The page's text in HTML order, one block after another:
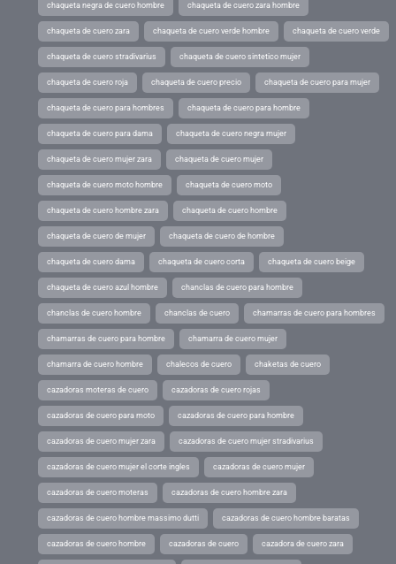
chaqueta negra de cuero hombre chaqueta de cuero zara hombre
chaqueta de cuero zara chaqueta de cuero verde hombre chaqueta de cuero verde
chaqueta de cuero stradivarius chaqueta de cuero sintetico mujer
chaqueta de cuero roja chaqueta de cuero precio chaqueta de cuero para mujer
chaqueta de cuero para hombres chaqueta de cuero para hombre
chaqueta de cuero para dama chaqueta de cuero negra mujer
chaqueta de cuero mujer zara chaqueta de cuero mujer
chaqueta de cuero moto hombre chaqueta de cuero moto
chaqueta de cuero hombre zara chaqueta de cuero hombre
chaqueta de cuero de mujer chaqueta de cuero de hombre
chaqueta de cuero dama chaqueta de cuero corta chaqueta de cuero beige
chaqueta de cuero azul hombre chanclas de cuero para hombre
chanclas de cuero hombre chanclas de cuero chamarras de cuero para hombres
chamarras de cuero para hombre chamarra de cuero mujer
chamarra de cuero hombre chalecos de cuero chaketas de cuero
cazadoras moteras de cuero cazadoras de cuero rojas
cazadoras de cuero para moto cazadoras de cuero para hombre
cazadoras de cuero mujer zara cazadoras de cuero mujer stradivarius
cazadoras de cuero mujer el corte ingles cazadoras de cuero mujer
cazadoras de cuero moteras cazadoras de cuero hombre zara
cazadoras de cuero hombre massimo dutti cazadoras de cuero hombre baratas
cazadoras de cuero hombre cazadoras de cuero cazadora de cuero zara